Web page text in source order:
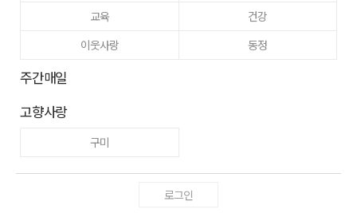
교육
건강
이웃사랑
동정
주간매일
고향사랑
구미
로그인